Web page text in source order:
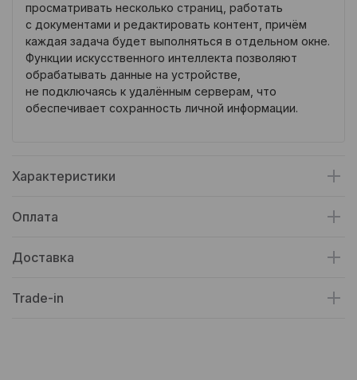
просматривать несколько страниц, работать
с документами и редактировать контент, причём
каждая задача будет выполняться в отдельном окне.
Функции искусственного интеллекта позволяют
обрабатывать данные на устройстве,
не подключаясь к удалённым серверам, что
обеспечивает сохранность личной информации.
Характеристики
Оплата
Доставка
Trade-in